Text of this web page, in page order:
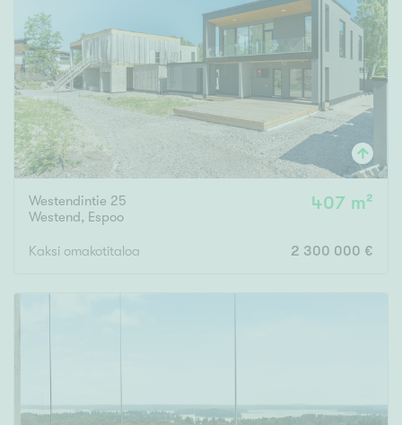
Westendintie 25
Westend, Espoo
407 m²
Kaksi omakotitaloa 2 300 000 €